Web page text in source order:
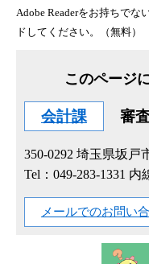
Adobe Readerをお持ちで
ドしてください。（無料）
このページ
会計課 審
350-0292 埼玉県坂戸
Tel：049-283-1331 内
メールでのお問い